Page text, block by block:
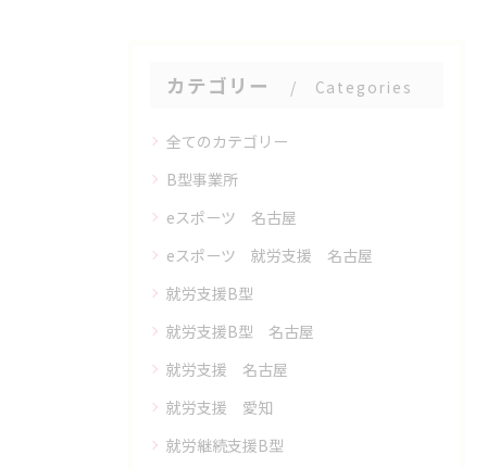
カテゴリー Categories
全てのカテゴリー
B型事業所
eスポーツ 名古屋
eスポーツ 就労支援 名古屋
就労支援B型
就労支援B型 名古屋
就労支援 名古屋
就労支援 愛知
就労継続支援B型